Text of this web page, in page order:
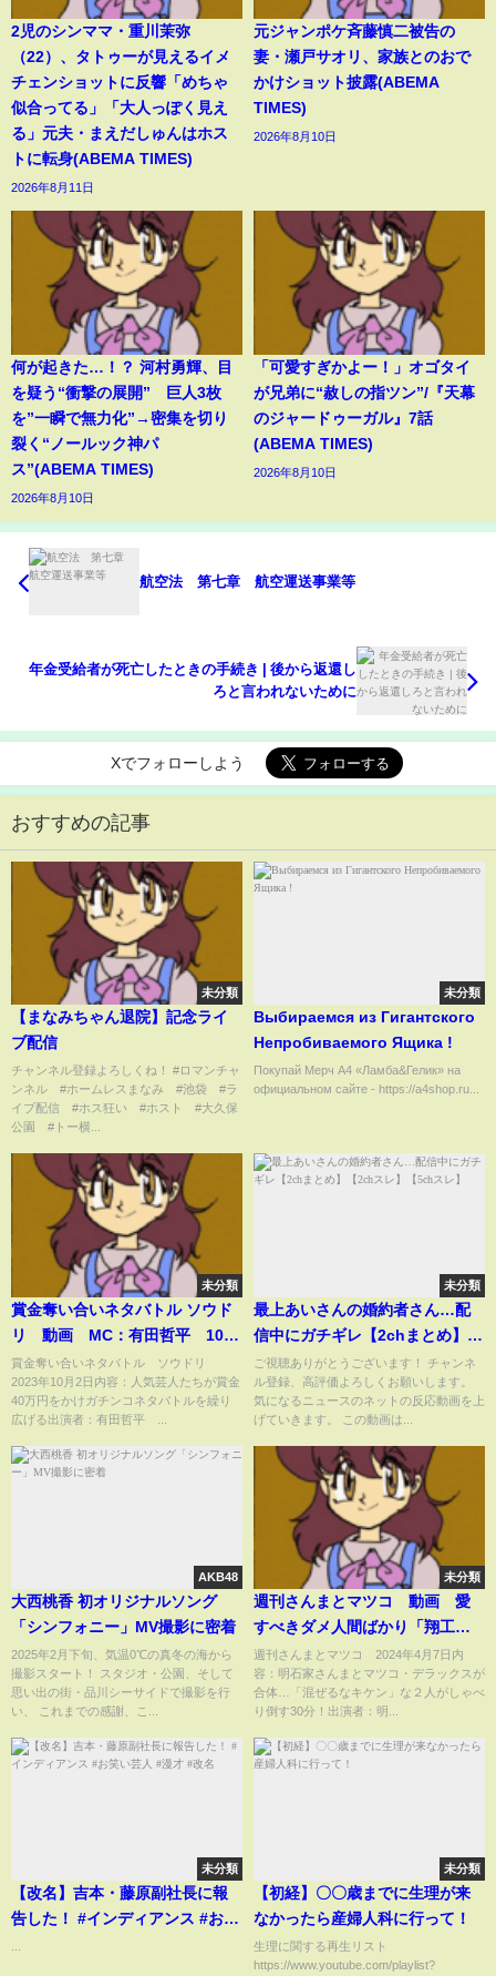
2児のシンママ・重川茉弥
（22）、タトゥーが見えるイメ
チェンショットに反響「めちゃ
似合ってる」「大人っぽく見え
る」元夫・まえだしゅんはホス
トに転身(ABEMA TIMES)
2026年8月11日
元ジャンポケ斉藤慎二被告の
妻・瀬戸サオリ、家族とのおで
かけショット披露(ABEMA
TIMES)
2026年8月10日
何が起きた…！？ 河村勇輝、目
を疑う“衝撃の展開” 巨人3枚
を”一瞬で無力化”→密集を切り
裂く“ノールック神パ
ス”(ABEMA TIMES)
2026年8月10日
「可愛すぎかよー！」オゴタイ
が兄弟に“赦しの指ツン”/『天幕
のジャードゥーガル』7話
(ABEMA TIMES)
2026年8月10日
航空法 第七章 航空運送事業等
年金受給者が死亡したときの手続き | 後から返還し
ろと言われないために
Xでフォローしよう
おすすめの記事
未分類
【まなみちゃん退院】記念ライ
ブ配信
チャンネル登録よろしくね！ #ロマンチャ
ンネル #ホームレスまなみ #池袋 #ラ
イブ配信 #ホス狂い #ホスト #大久保
公園 #トー横...
未分類
Выбираемся из Гигантского
Непробиваемого Ящика !
Покупай Мерч А4 «Ламба&Гелик» на
официальном сайте - https://a4shop.ru...
未分類
賞金奪い合いネタバトル ソウド
リ 動画 MC：有田哲平 10月
2日
賞金奪い合いネタバトル ソウドリ
2023年10月2日内容：人気芸人たちが賞金
40万円をかけガチンコネタバトルを繰り
広げる出演者：有田哲平 ...
未分類
最上あいさんの婚約者さん…配
信中にガチギレ【2chまとめ】
【2chスレ】【5chスレ】
ご視聴ありがとうございます！ チャンネ
ル登録、高評価よろしくお願いします。
気になるニュースのネットの反応動画を上
げていきます。 この動画は...
AKB48
大西桃香 初オリジナルソング
「シンフォニー」MV撮影に密着
2025年2月下旬、気温0℃の真冬の海から
撮影スタート！ スタジオ・公園、そして
思い出の街・品川シーサイドで撮影を行
い、 これまでの感謝、こ...
未分類
週刊さんまとマツコ 動画 愛
すべきダメ人間ばかり「翔工務
店」を徹底解明 4月7日
週刊さんまとマツコ 2024年4月7日内
容：明石家さんまとマツコ・デラックスが
合体…「混ぜるなキケン」な２人がしゃべ
り倒す30分！出演者：明...
未分類
【改名】吉本・藤原副社長に報
告した！ #インディアンス #お笑
未分類
【初経】〇〇歳までに生理が来
なかったら産婦人科に行って！
生理に関する再生リスト
https://www.youtube.com/playlist?